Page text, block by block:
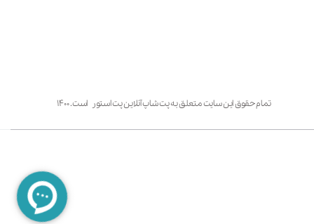
تمام حقوق این سایت متعلق به پت شاپ آنلاین پت استور است. ۱۴۰۰